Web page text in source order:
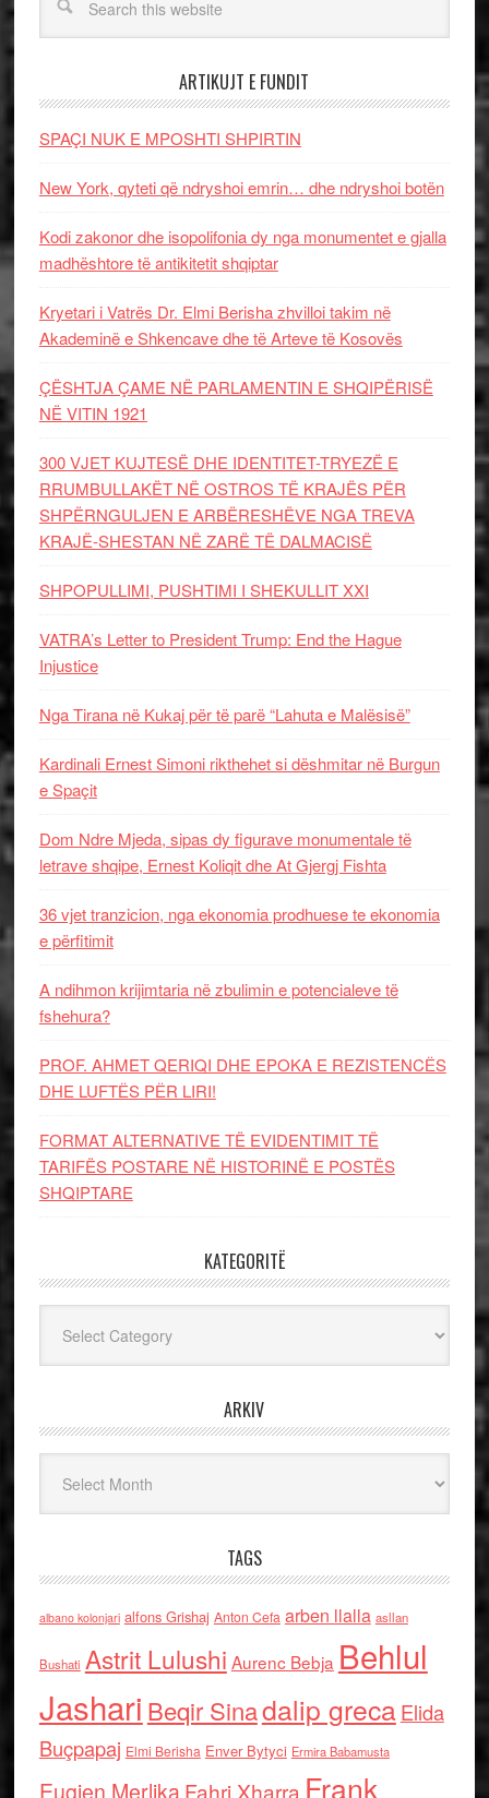
ARTIKUJT E FUNDIT
SPAÇI NUK E MPOSHTI SHPIRTIN
New York, qyteti që ndryshoi emrin… dhe ndryshoi botën
Kodi zakonor dhe isopolifonia dy nga monumentet e gjalla
madhështore të antikitetit shqiptar
Kryetari i Vatrës Dr. Elmi Berisha zhvilloi takim në
Akademinë e Shkencave dhe të Arteve të Kosovës
ÇËSHTJA ÇAME NË PARLAMENTIN E SHQIPËRISË
NË VITIN 1921
300 VJET KUJTESË DHE IDENTITET-TRYEZË E
RRUMBULLAKËT NË OSTROS TË KRAJËS PËR
SHPËRNGULJEN E ARBËRESHËVE NGA TREVA
KRAJË-SHESTAN NË ZARË TË DALMACISË
SHPOPULLIMI, PUSHTIMI I SHEKULLIT XXI
VATRA’s Letter to President Trump: End the Hague
Injustice
Nga Tirana në Kukaj për të parë “Lahuta e Malësisë”
Kardinali Ernest Simoni rikthehet si dëshmitar në Burgun
e Spaçit
Dom Ndre Mjeda, sipas dy figurave monumentale të
letrave shqipe, Ernest Koliqit dhe At Gjergj Fishta
36 vjet tranzicion, nga ekonomia prodhuese te ekonomia
e përfitimit
A ndihmon krijimtaria në zbulimin e potencialeve të
fshehura?
PROF. AHMET QERIQI DHE EPOKA E REZISTENCЁS
DHE LUFTЁS PЁR LIRI!
FORMAT ALTERNATIVE TË EVIDENTIMIT TË
TARIFËS POSTARE NË HISTORINË E POSTËS
SHQIPTARE
KATEGORITË
ARKIV
TAGS
albano kolonjari alfons Grishaj Anton Cefa arben llalla asllan
Bushati Astrit Lulushi Aurenc Bebja Behlul
Jashari Beqir Sinadalip grecaElida
Buçpapaj Elmi Berisha Enver Bytyci Ermira Babamusta
Eugjen Merlika Fahri Xharra Frank